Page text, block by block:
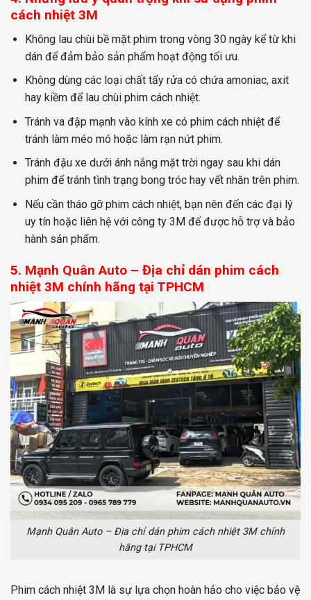
cách nhiệt 3M
Không lau chùi bề mặt phim trong vòng 30 ngày kể từ khi
dán để đảm bảo sản phẩm hoạt động tối ưu.
Không dùng các loại chất tẩy rửa có chứa amoniac, axit
hay kiềm để lau chùi phim cách nhiệt.
Tránh va đập mạnh vào kính xe có phim cách nhiệt để
tránh làm méo mó hoặc làm rạn nứt phim.
Tránh đậu xe dưới ánh nắng mặt trời ngay sau khi dán
phim để tránh tình trạng bong tróc hay vết nhăn trên phim.
Nếu cần tháo gỡ phim cách nhiệt, bạn nên đến các đại lý
uy tín hoặc liên hệ với công ty 3M để được hỗ trợ và bảo
hành sản phẩm.
5. Mạnh Quân Auto – Địa chỉ dán phim cách
nhiệt 3M chính hãng tại TPHCM
Mạnh Quân Auto – Địa chỉ dán phim cách nhiệt 3M chính
hãng tại TPHCM
Phim cách nhiệt 3M là sự lựa chọn hoàn hảo cho việc bảo vệ